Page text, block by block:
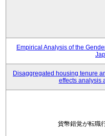
Empirical Analysis of the
Disaggregated housing tenure
effects analysis
貨幣錯覚が転職